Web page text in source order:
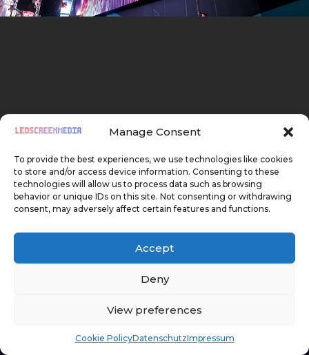
Manage Consent
To provide the best experiences, we use technologies like cookies
to store and/or access device information. Consenting to these
technologies will allow us to process data such as browsing
behavior or unique IDs on this site. Not consenting or withdrawing
consent, may adversely affect certain features and functions.
Accept
Deny
View preferences
Cookie PolicyDatenschutzImpressum
ONLINE-ANGEBOTSFORMULAR